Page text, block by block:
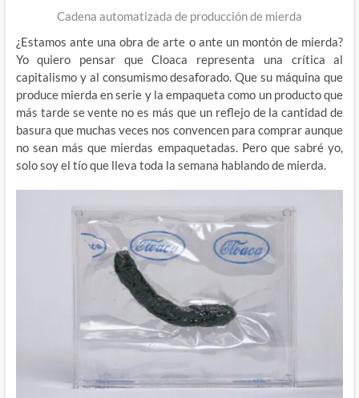
Cadena automatizada de producción de mierda
¿Estamos ante una obra de arte o ante un montón de mierda?
Yo quiero pensar que Cloaca representa una crítica al
capitalismo y al consumismo desaforado. Que su máquina que
produce mierda en serie y la empaqueta como un producto que
más tarde se vente no es más que un reflejo de la cantidad de
basura que muchas veces nos convencen para comprar aunque
no sean más que mierdas empaquetadas. Pero que sabré yo,
solo soy el tío que lleva toda la semana hablando de mierda.